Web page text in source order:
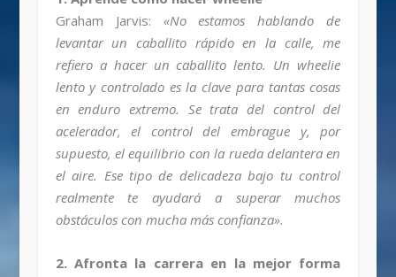
Graham Jarvis: «No estamos hablando de
levantar un caballito rápido en la calle, me
refiero a hacer un caballito lento. Un wheelie
lento y controlado es la clave para tantas cosas
en enduro extremo. Se trata del control del
acelerador, el control del embrague y, por
supuesto, el equilibrio con la rueda delantera en
el aire. Ese tipo de delicadeza bajo tu control
realmente te ayudará a superar muchos
obstáculos con mucha más confianza».
2. Afronta la carrera en la mejor forma